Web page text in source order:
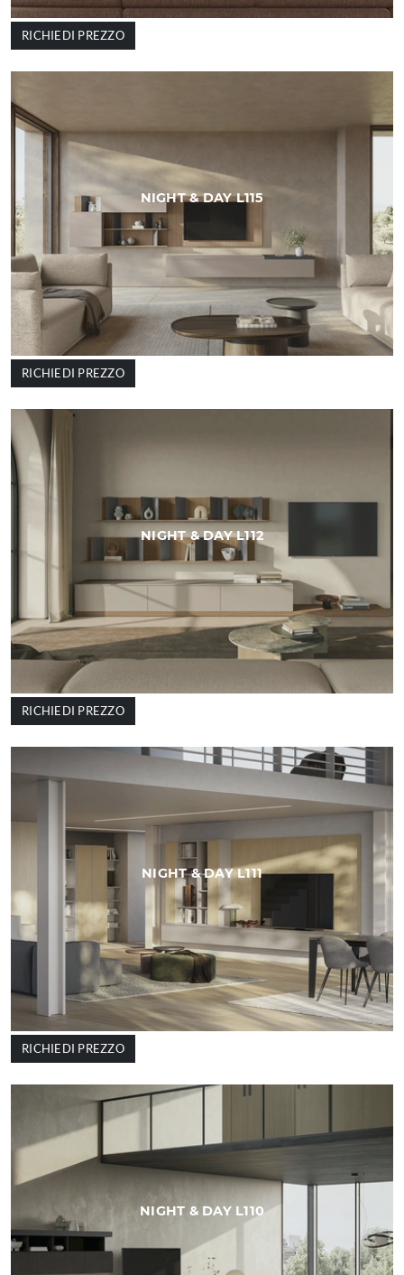
RICHIEDI PREZZO
NIGHT & DAY L115
RICHIEDI PREZZO
NIGHT & DAY L112
RICHIEDI PREZZO
NIGHT & DAY L111
RICHIEDI PREZZO
NIGHT & DAY L110